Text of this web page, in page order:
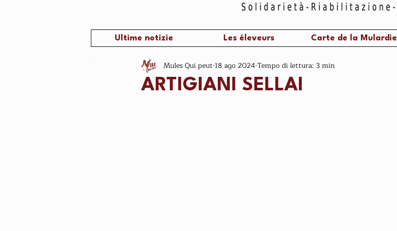
Ultime notizie Les éleveurs Carte de la Mulardie
ARTIGIANI SELLAI
Mules Qui peut 18 ago 2024 Tempo di lettura: 3 min